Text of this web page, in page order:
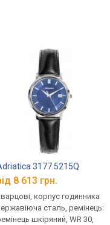
3177.5215Q
8 613 грн.
корпус годинника
сталь, ремінець:
шкіряний, WR 30,